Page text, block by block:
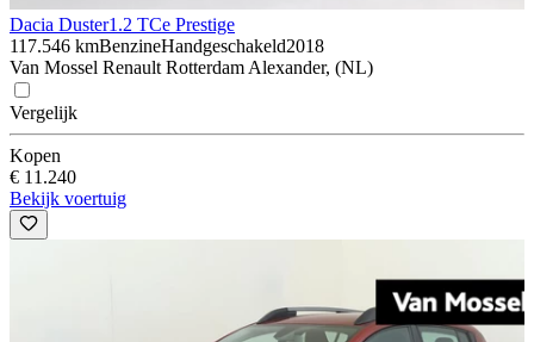
Dacia Duster1.2 TCe Prestige
117.546 kmBenzineHandgeschakeld2018
Van Mossel Renault Rotterdam Alexander, (NL)
Vergelijk
Kopen
€ 11.240
Bekijk voertuig